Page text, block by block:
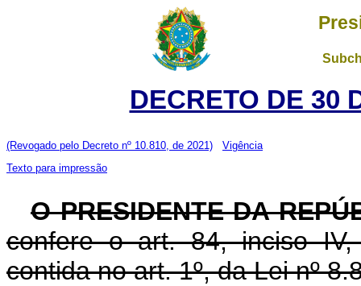
DECRETO DE 30
(Revogado pelo Decreto nº 10.810, de 2021)
Vigência
Texto para impressão
O PRESIDENTE DA
confere o art. 84, inciso
contida no art. 1º, da Lei nº